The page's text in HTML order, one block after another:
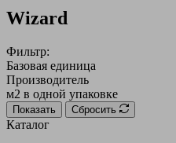
Wizard
Фильтр:
Базовая единица
Производитель
м2 в одной упаковке
Показать Сбросить
Каталог